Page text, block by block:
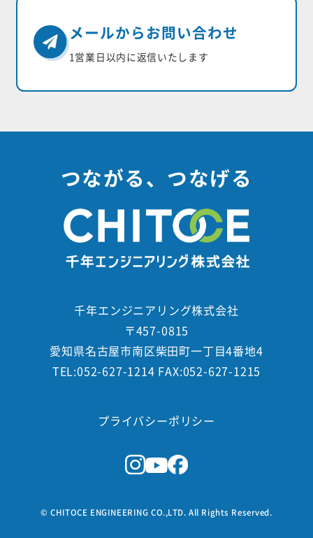
メールからお問い合わせ
1営業日以内に返信いたします
つながる、つなげる
千年エンジニアリング株式会社
〒457-0815
愛知県名古屋市南区柴田町一丁目4番地4
TEL:052-627-1214 FAX:052-627-1215
© CHITOCE ENGINEERING CO.,LTD. All Rights Reserved.
プライバシーポリシー